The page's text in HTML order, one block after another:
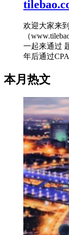
欢迎大家来
（
一起来通过
年后通过
本月热文